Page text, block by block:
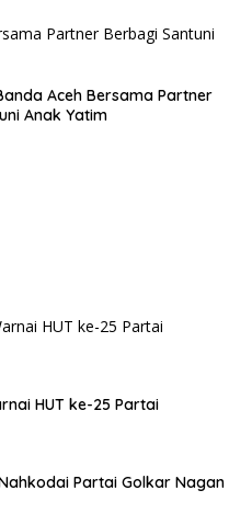
Aceh Bersama Partner
Anak Yatim
HUT ke-25 Partai
Partai Golkar Nagan